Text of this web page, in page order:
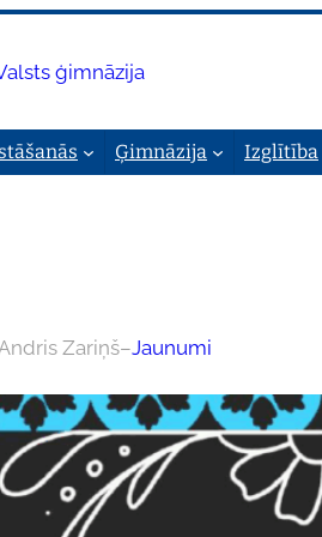
ģimnāzija
Ģimnāzija Izglītība
Zariņš–Jaunumi